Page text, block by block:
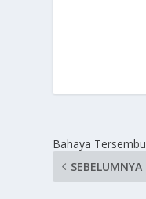
Bahaya
SEBELUMNYA